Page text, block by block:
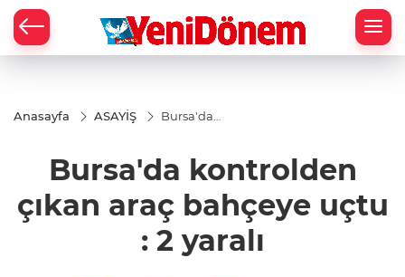
Anasayfa ASAYİŞ
Bursa'da
bahçeye
uçtu : 2
Bursa'da kontrolden
çıkan araç bahçeye uçtu
: 2 yaralı